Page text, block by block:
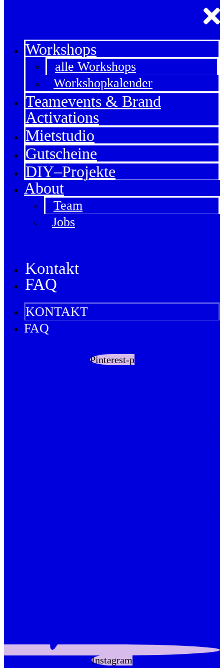
Workshops
alle Workshops
Workshopkalender
Teamevents & Brand
Activations
Mietstudio
Gutscheine
DIY–Projekte
About
Team
Jobs
Kontakt
FAQ
KONTAKT
FAQ
Pinterest-p
Instagram